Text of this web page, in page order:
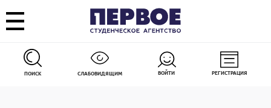
ПОИСК СЛАБОВИДЯЩИМ ВОЙТИ РЕГИСТРАЦИЯ